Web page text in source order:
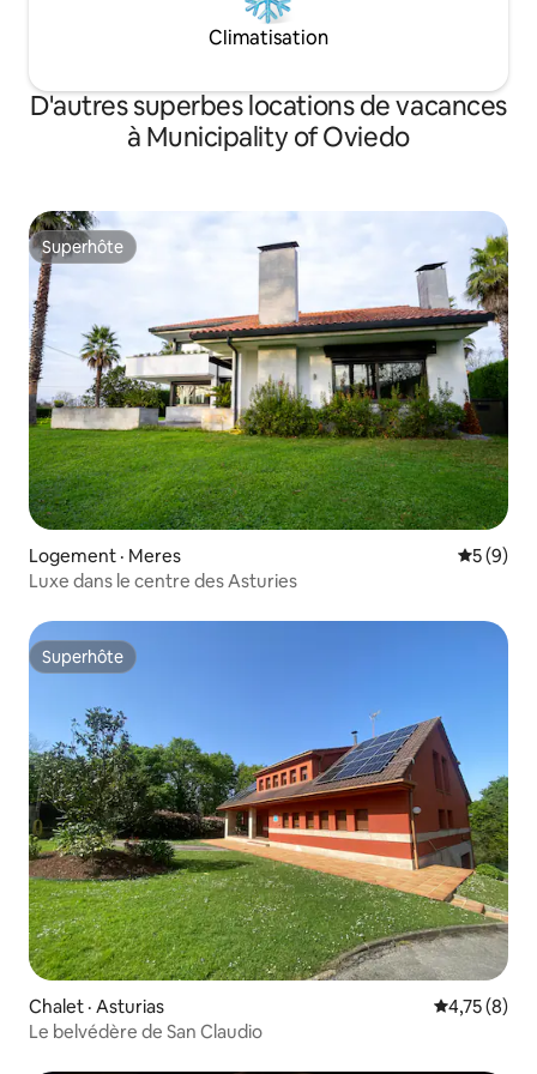
Climatisation
D'autres superbes locations de vacances
à Municipality of Oviedo
Superhôte
Superhôte
Logement · Meres Note
5 (9)
Luxe dans le centre des Asturies
Superhôte
Superhôte
Chalet · Asturias Note
4,75 (8)
Le belvédère de San Claudio